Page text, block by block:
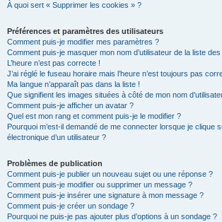
À quoi sert « Supprimer les cookies » ?
Préférences et paramètres des utilisateurs
Comment puis-je modifier mes paramètres ?
Comment puis-je masquer mon nom d’utilisateur de la liste
L’heure n’est pas correcte !
J’ai réglé le fuseau horaire mais l’heure n’est toujours pas
Ma langue n’apparaît pas dans la liste !
Que signifient les images situées à côté de mon nom
Comment puis-je afficher un avatar ?
Quel est mon rang et comment puis-je le modifier ?
Pourquoi m’est-il demandé de me connecter lorsque je clique
électronique d’un utilisateur ?
Problèmes de publication
Comment puis-je publier un nouveau sujet ou une réponse ?
Comment puis-je modifier ou supprimer un message ?
Comment puis-je insérer une signature à mon message ?
Comment puis-je créer un sondage ?
Pourquoi ne puis-je pas ajouter plus d’options à un sondage ?